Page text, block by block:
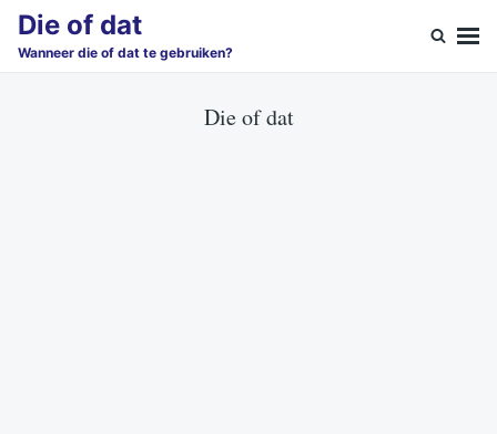
SkipSearch
for:
Die of dat
Wanneer die of dat te gebruiken?
Die of dat